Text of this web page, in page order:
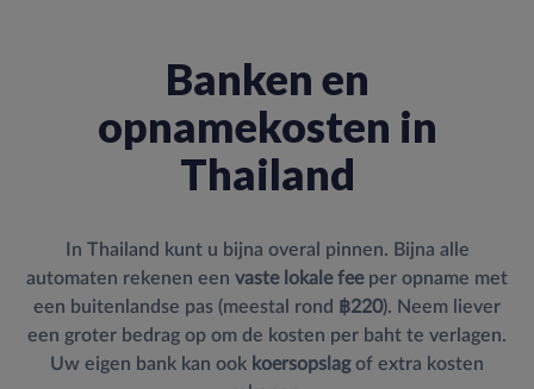
Banken en
opnamekosten in
Thailand
In Thailand kunt u bijna overal pinnen. Bijna alle
automaten rekenen een vaste lokale feeper opname met
een buitenlandse pas (meestal rond
฿220). Neem liever
een groter bedrag op om de kosten per baht te verlagen.
Uw eigen bank kan ook koersopslagof extra kosten